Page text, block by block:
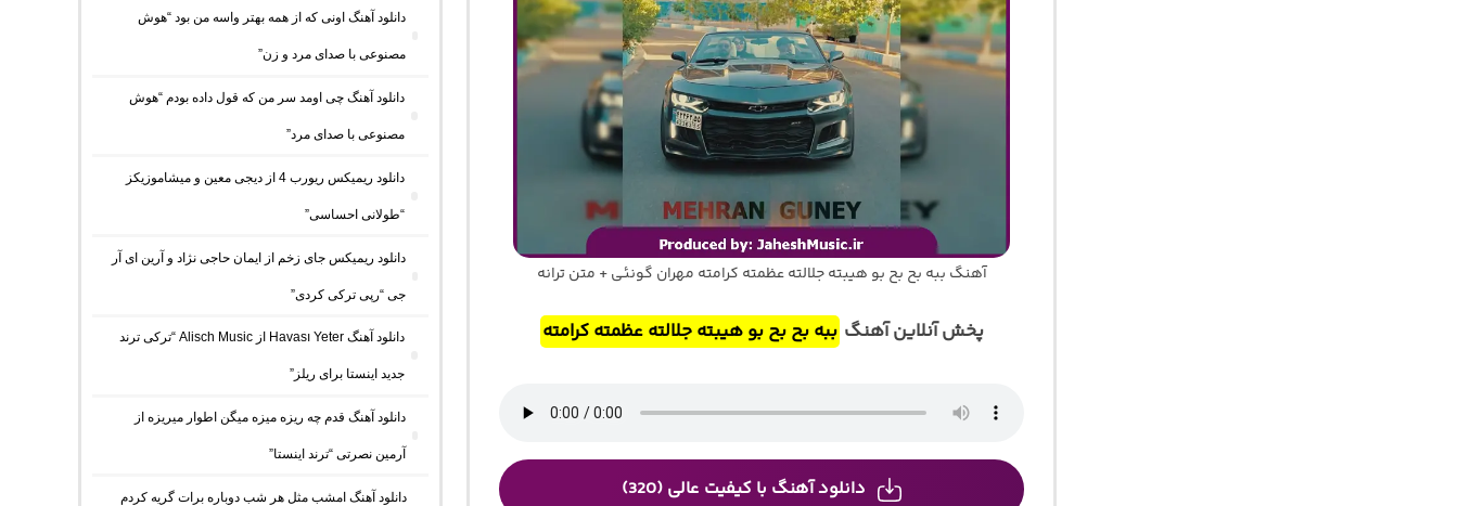
آهنگ ببه بح بح بو هیبته جلالته عظمته کرامته مهران گونئی + متن ترانه
پخش آنلاین آهنگ ببه بح بح بو هیبته جلالته عظمته کرامته
دانلود آهنگ با کیفیت عالی (320)
دانلود آهنگ اونی که از همه بهتر واسه من بود “هوش
مصنوعی با صدای مرد و زن”
دانلود آهنگ چی اومد سر من که قول داده بودم “هوش
مصنوعی با صدای مرد”
دانلود ریمیکس ریورب 4 از دیجی معین و میشاموزیکز
“طولانی احساسی”
دانلود ریمیکس جای زخم از ایمان حاجی نژاد و آرین ای آر
جی “رپی ترکی کردی”
دانلود آهنگ Havası Yeter از Alisch Music “ترکی ترند
جدید اینستا برای ریلز”
دانلود آهنگ ﻗﺪم ﭼﻪ رﻳﺰه ﻣﻴﺰه ﻣﻴﮕﻦ اﻃﻮار ﻣﻴﺮﻳﺰه از
آرمین نصرتی “ترند اینستا”
دانلود آهنگ امشب مثل هر شب دوباره برات گریه کردم